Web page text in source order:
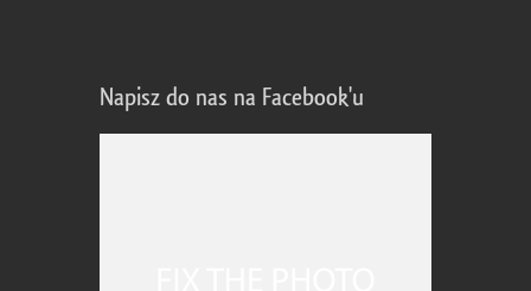
Napisz do nas na Facebook'u